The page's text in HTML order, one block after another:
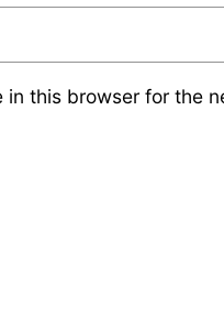
this browser for the